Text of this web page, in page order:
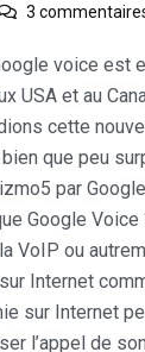
3
voice est
USA et au
cette
que peu
par
Google Voice
VoIP ou
Internet
sur Internet
l’appel de